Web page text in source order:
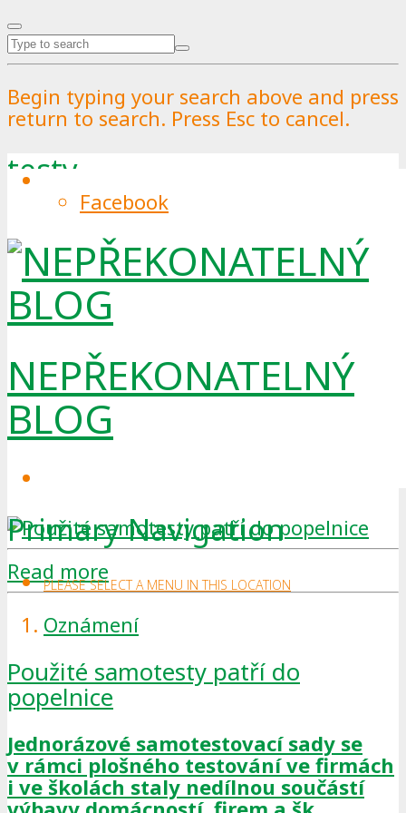
Begin typing your search above and press
return to search. Press Esc to cancel.
Facebook
NEPŘEKONATELNÝ
BLOG
Primary Navigation
PLEASE SELECT A MENU IN THIS LOCATION
testy
Read more
Oznámení
Použité samotesty patří do
popelnice
Jednorázové samotestovací sady se
v rámci plošného testování ve firmách
i ve školách staly nedílnou součástí